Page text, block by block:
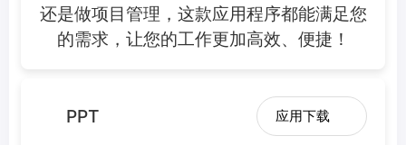
还是做项目管理，这款应用程序都能满足您
的需求，让您的工作更加高效、便捷！
PPT 应用下载